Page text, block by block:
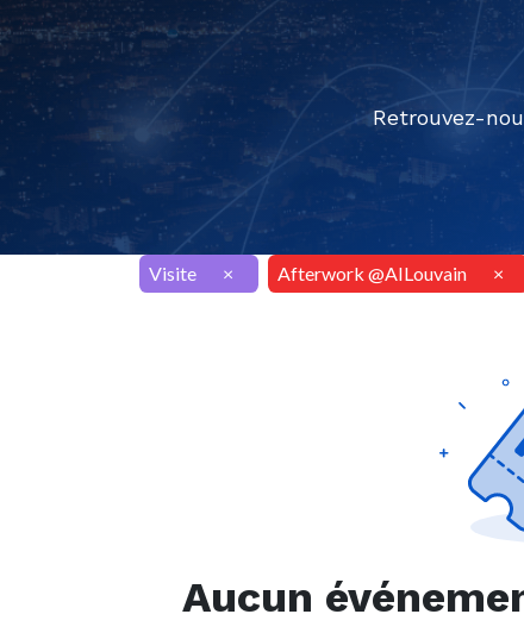
Retrouvez-
Visite × Afterwork @AILouvain ×
Aucun